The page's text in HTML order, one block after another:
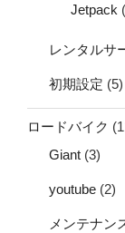
Jetpack
レンタルサ
初期設定 (5)
ロードバイク
Giant (3)
youtube (2)
メンテナン